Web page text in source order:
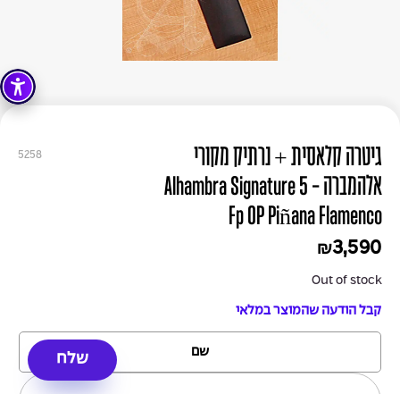
5258
גיטרה קלאסית + נרתיק מקורי
אלהמברה - Alhambra Signature 5
Fp OP Piñana Flamenco
₪3,590
Out of stock
קבל הודעה שהמוצר במלאי